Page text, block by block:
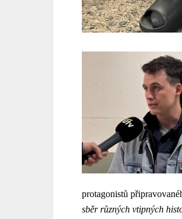
protagonistů
sběr různých vtipných